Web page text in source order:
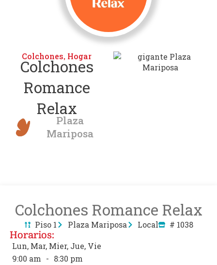
Colchones, Hogar
Colchones
Romance
Relax
Plaza
Mariposa
Colchones Romance Relax
Piso 1 Plaza Mariposa Local # 1038
Horarios:
Lun, Mar, Mier, Jue, Vie
9:00 am - 8:30 pm